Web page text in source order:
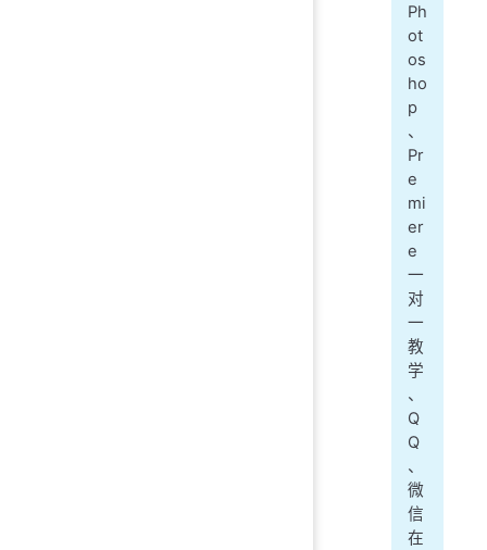
Ph
ot
os
ho
p
、
Pr
e
mi
er
e
一
对
一
教
学
、
Q
Q
、
微
信
在